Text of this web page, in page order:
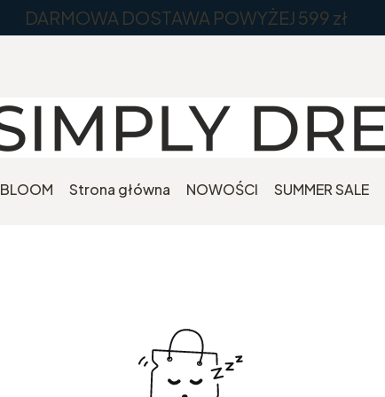
DARMOWA DOSTAWA POWYŻEJ 599 zł
BLOOM Strona główna NOWOŚCI SUMMER SALE